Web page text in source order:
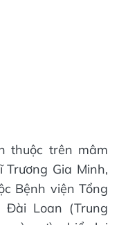
thuộc trên mâm
Gia Minh,
Bệnh viện Tổng
Đài Loan (Trung